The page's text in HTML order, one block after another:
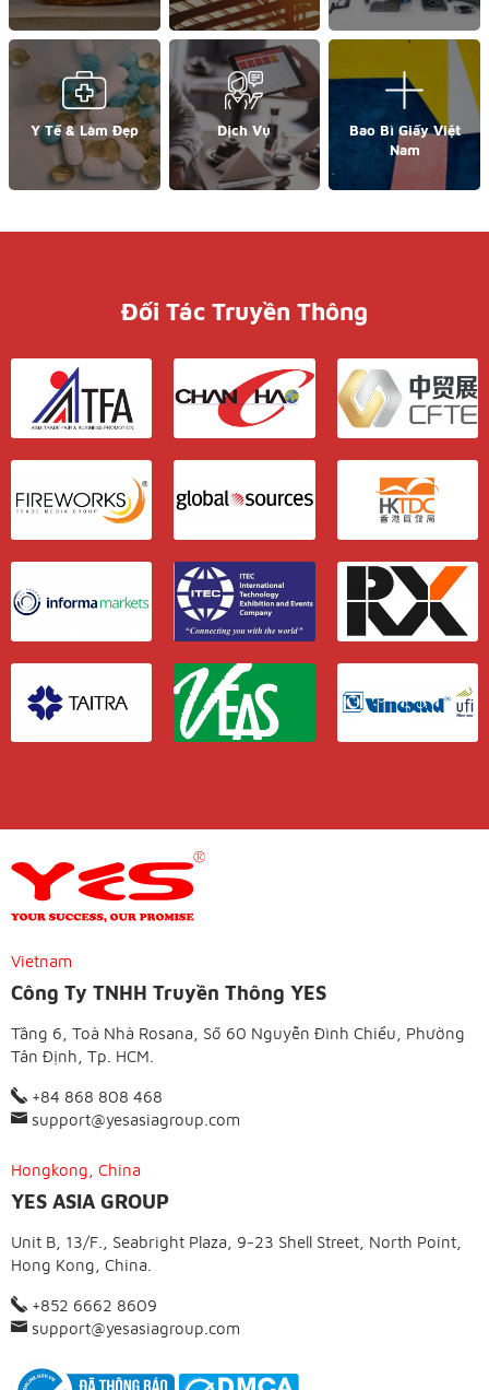
Y Tế & Làm Đẹp Dịch Vụ
Bao Bì Giấy Việt
Nam
Đối Tác Truyền Thông
Vietnam
Công Ty TNHH Truyền Thông YES
Tầng 6, Toà Nhà Rosana, Số 60 Nguyễn Đình Chiểu, Phường
Tân Định, Tp. HCM.
+84 868 808 468
support@yesasiagroup.com
Hongkong, China
YES ASIA GROUP
Unit B, 13/F., Seabright Plaza, 9-23 Shell Street, North Point,
Hong Kong, China.
+852 6662 8609
support@yesasiagroup.com